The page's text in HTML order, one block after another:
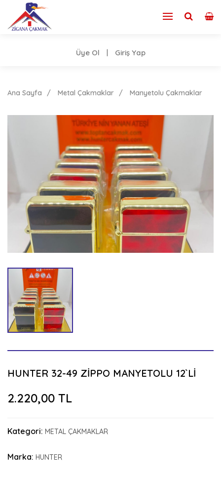
Üye Ol Giriş Yap
Ana Sayfa Metal Çakmaklar Manyetolu Çakmaklar
HUNTER 32-49 ZİPPO MANYETOLU 12`Lİ
2.220,00 TL
Kategori: METAL ÇAKMAKLAR
Marka: HUNTER